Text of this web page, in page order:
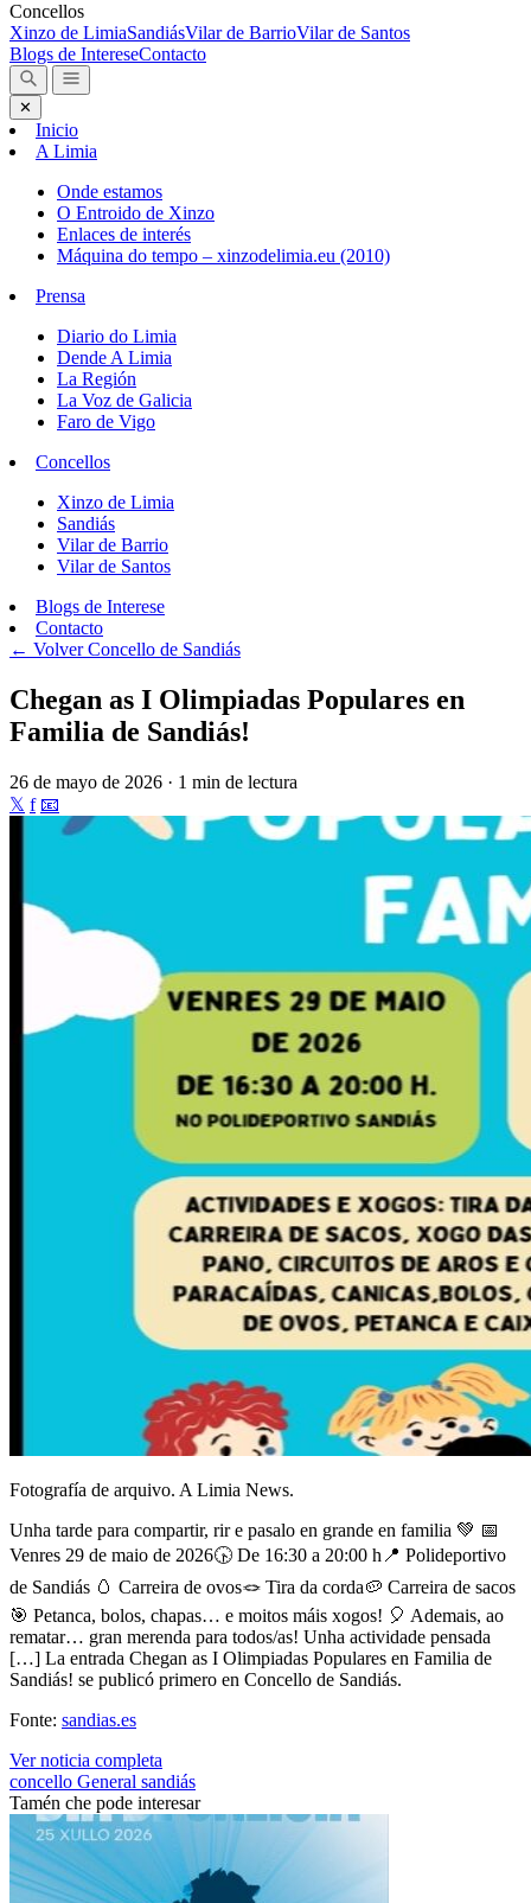
Concellos
Xinzo de LimiaSandiásVilar de BarrioVilar de Santos
Blogs de IntereseContacto
✕
Inicio
A Limia
Onde estamos
O Entroido de Xinzo
Enlaces de interés
Máquina do tempo – xinzodelimia.eu (2010)
Prensa
Diario do Limia
Dende A Limia
La Región
La Voz de Galicia
Faro de Vigo
Concellos
Xinzo de Limia
Sandiás
Vilar de Barrio
Vilar de Santos
Blogs de Interese
Contacto
← VolverConcello de Sandiás
Chegan as I Olimpiadas Populares en
Familia de Sandiás!
26 de mayo de 2026 · 1 min de lectura
𝕏 f 📧
Fotografía de arquivo. A Limia News.
Unha tarde para compartir, rir e pasalo en grande en familia 💚 📅
Venres 29 de maio de 2026🕟 De 16:30 a 20:00 h📍 Polideportivo
de Sandiás 🥚 Carreira de ovos🪢 Tira da corda🥔 Carreira de sacos
🎯 Petanca, bolos, chapas… e moitos máis xogos! 🎈 Ademais, ao
rematar… gran merenda para todos/as! Unha actividade pensada
[…] La entrada Chegan as I Olimpiadas Populares en Familia de
Sandiás! se publicó primero en Concello de Sandiás.
Fonte: sandias.es
Ver noticia completa
concello General sandiás
Tamén che pode interesar